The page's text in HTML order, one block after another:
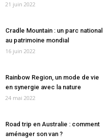
21 juin 2022
Cradle Mountain : un parc national
au patrimoine mondial
16 juin 2022
Rainbow Region, un mode de vie
en synergie avec la nature
24 mai 2022
Road trip en Australie : comment
aménager son van ?